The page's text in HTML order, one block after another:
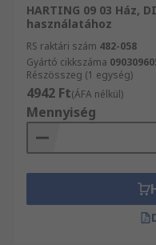
HARTING 09 03 Ház,
használatához
RS raktári szám 482-058
Gyártó cikkszáma
Részösszeg (1 egység)
4942 Ft(ÁFA nélkül)
Mennyiség